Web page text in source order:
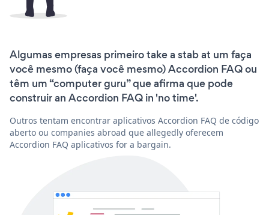
Algumas empresas primeiro take a stab at um faça
você mesmo (faça você mesmo) Accordion FAQ ou
têm um “computer guru” que afirma que pode
construir an Accordion FAQ in 'no time'.
Outros tentam encontrar aplicativos Accordion FAQ de código
aberto ou companies abroad que allegedly oferecem
Accordion FAQ aplicativos for a bargain.